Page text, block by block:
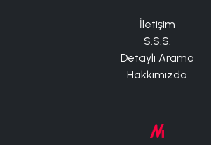
İletişim
S.S.S.
Detaylı Arama
Hakkımızda